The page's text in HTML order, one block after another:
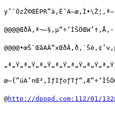
@http://dpopd.com:112/01/